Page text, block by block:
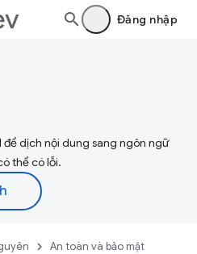
Đăng nhập
dịch nội dung sang ngôn ngữ
thể có lỗi.
An toàn và bảo mật